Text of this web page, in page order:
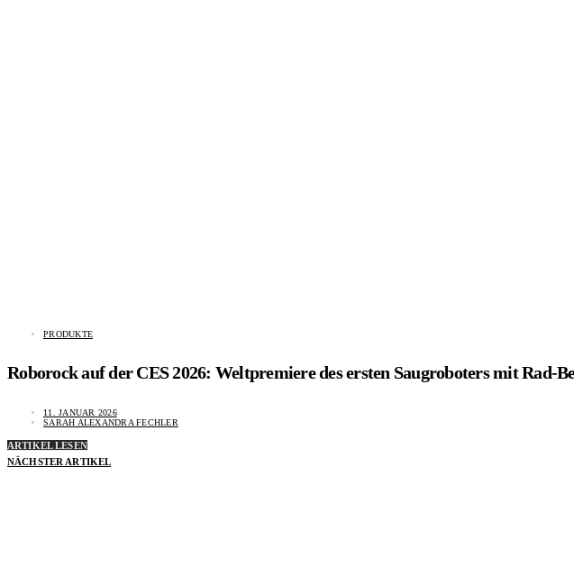
PRODUKTE
Roborock auf der CES 2026: Weltpremiere des ersten Saugroboters mit Rad-
11. JANUAR 2026
SARAH ALEXANDRA FECHLER
ARTIKEL LESEN
NÄCHSTER ARTIKEL